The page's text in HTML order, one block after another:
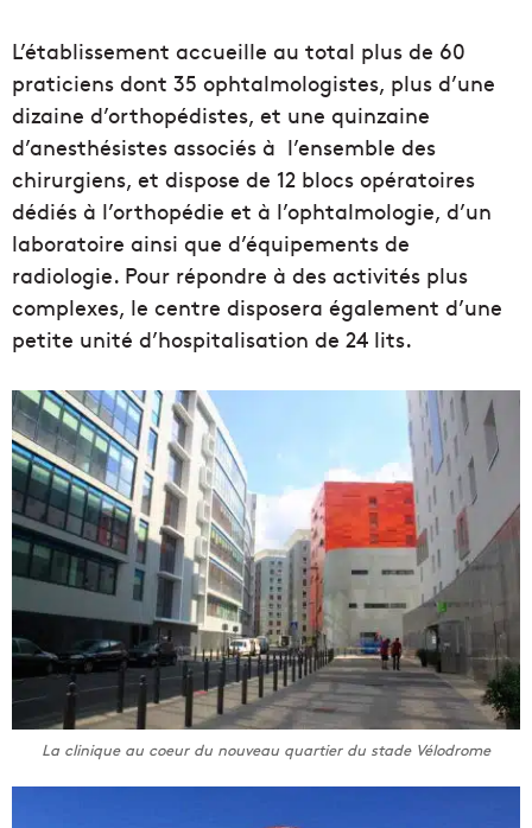
L’établissement accueille au total plus de 60
praticiens dont 35 ophtalmologistes, plus d’une
dizaine d’orthopédistes, et une quinzaine
d’anesthésistes associés à l’ensemble des
chirurgiens, et dispose de 12 blocs opératoires
dédiés à l’orthopédie et à l’ophtalmologie, d’un
laboratoire ainsi que d’équipements de
radiologie. Pour répondre à des activités plus
complexes, le centre disposera également d’une
petite unité d’hospitalisation de 24 lits.
La clinique au coeur du nouveau quartier du stade Vélodrome